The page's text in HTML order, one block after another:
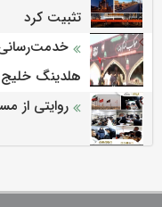
تثبیت کرد
خدمت‌رسانی
هلدینگ
روایتی از